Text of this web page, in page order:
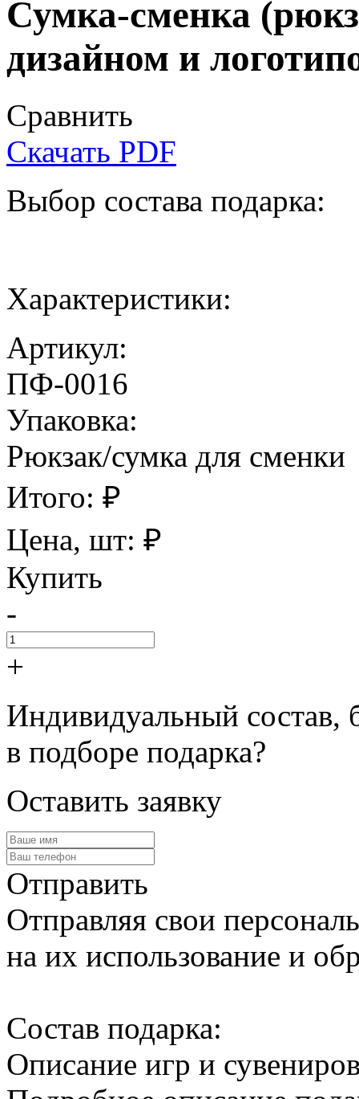
Сумка-сменка
дизайном и
Сравнить
Скачать PDF
Выбор состава подарка:
Характеристики:
Артикул:
ПФ-0016
Упаковка:
Рюкзак/сумка для сменки
Итого: ₽
Цена, шт: ₽
Купить
-
+
Индивидуальный состав,
в подборе подарка?
Оставить заявку
Отправить
Отправляя свои
на их использование и
Cостав подарка:
Описание игр и